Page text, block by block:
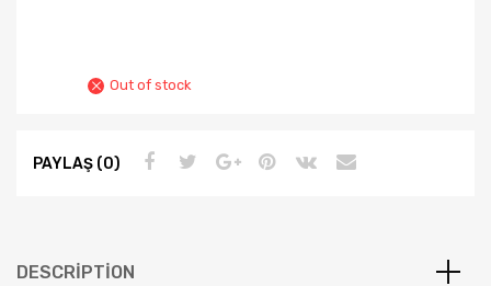
Out of stock
PAYLAŞ (0)
DESCRIPTION